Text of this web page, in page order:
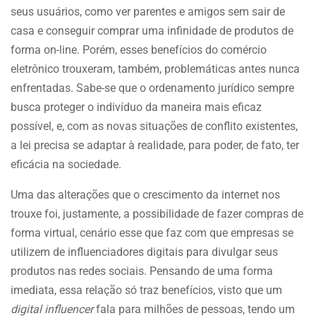
seus usuários, como ver parentes e amigos sem sair de
casa e conseguir comprar uma infinidade de produtos de
forma on-line. Porém, esses benefícios do comércio
eletrônico trouxeram, também, problemáticas antes nunca
enfrentadas. Sabe-se que o ordenamento jurídico sempre
busca proteger o indivíduo da maneira mais eficaz
possível, e, com as novas situações de conflito existentes,
a lei precisa se adaptar à realidade, para poder, de fato, ter
eficácia na sociedade.
Uma das alterações que o crescimento da internet nos
trouxe foi, justamente, a possibilidade de fazer compras de
forma virtual, cenário esse que faz com que empresas se
utilizem de influenciadores digitais para divulgar seus
produtos nas redes sociais. Pensando de uma forma
imediata, essa relação só traz benefícios, visto que um
digital influencerfala para milhões de pessoas, tendo um